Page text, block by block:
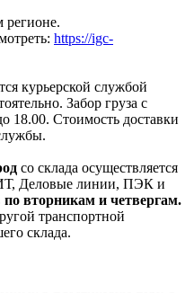
регионе.
https://igc-
курьерской службой
Забор груза с
18.00. Стоимость доставки
со склада осуществляется
Деловые линии, ПЭК и
по вторникам и четвергам.
транспортной
склада.